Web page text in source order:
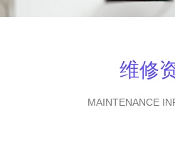
维修
MAINTENANCE